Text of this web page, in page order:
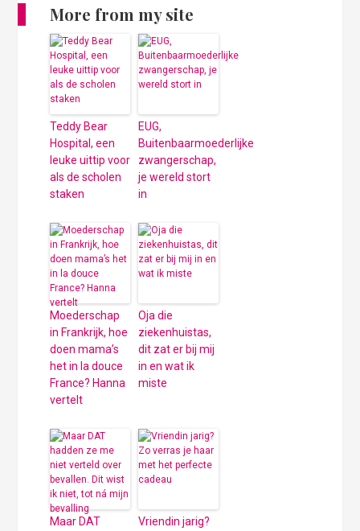
More from my site
Teddy Bear
Hospital, een
leuke uittip voor
als de scholen
staken
EUG,
Buitenbaarmoederlijke
zwangerschap,
je wereld stort
in
Moederschap
in Frankrijk, hoe
doen mama’s
het in la douce
France? Hanna
vertelt
Oja die
ziekenhuistas,
dit zat er bij mij
in en wat ik
miste
Maar DAT
Vriendin jarig?